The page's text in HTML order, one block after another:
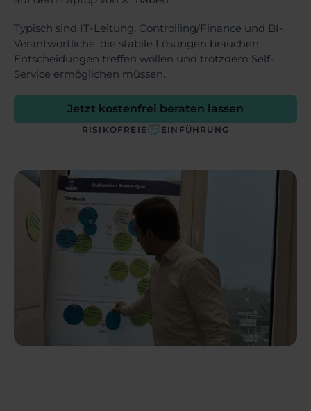
Typisch sind IT-Leitung, Controlling/Finance und BI-
Verantwortliche, die stabile Lösungen brauchen,
Entscheidungen treffen wollen und trotzdem Self-
Service ermöglichen müssen.
Jetzt kostenfrei beraten lassen
RISIKOFREIE EINFÜHRUNG